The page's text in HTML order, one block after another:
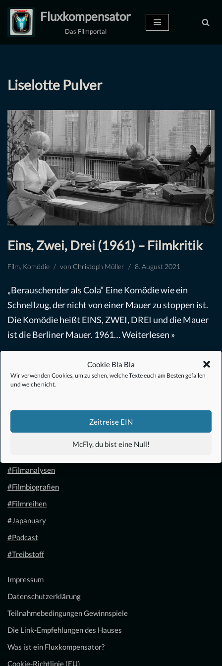
Cookie Bla Bla
Wir verwenden Cookies, um zu sehen, welche Texte euch am Besten gefallen
und welche nicht.
Zeitreise EIN
McFly, du bist eine Null!
Zum
Inhalt
Fluxkompensator
Das Filmportal
Liselotte Pulver
Eins, Zwei, Drei (1961) – Filmkritik
Film Komödie von Christoph Müller 8. August 2021
„Berauschender als Cola“ Eine Komödie wie ein
Schnellzug, der nicht von einer Mauer zu stoppen ist.
Die Komödie heißt EINS, ZWEI, DREI und die Mauer
ist die Berliner Mauer. 1961…Weiterlesen »
#Filmanalysen
#Filmbiografien
#Filmreihen
#Japanuary
#Podcast
#Treibstoff
Impressum
Datenschutzerklärung
Teilnahmebedingungen Gewinnspiele
Die Link-Empfehlungen des Hauses
Was ist ein Fluxkompensator?
Cookie-Richtlinie (EU)